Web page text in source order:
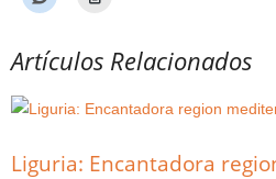
Artículos Relacionados
Liguria: Encantadora